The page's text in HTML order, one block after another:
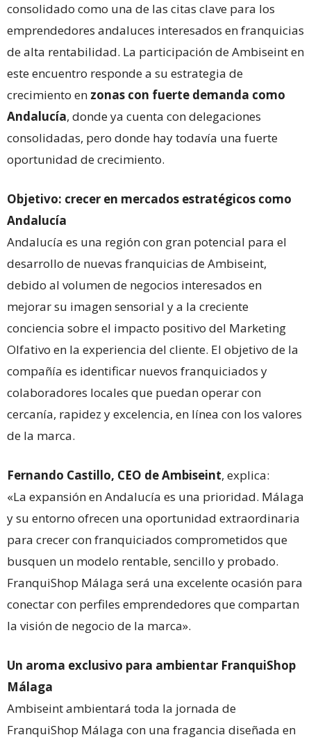
consolidado como una de las citas clave para los
emprendedores andaluces interesados en franquicias
de alta rentabilidad. La participación de Ambiseint en
este encuentro responde a su estrategia de
crecimiento en zonas con fuerte demanda como
Andalucía, donde ya cuenta con delegaciones
consolidadas, pero donde hay todavía una fuerte
oportunidad de crecimiento.
Objetivo: crecer en mercados estratégicos como
Andalucía
Andalucía es una región con gran potencial para el
desarrollo de nuevas franquicias de Ambiseint,
debido al volumen de negocios interesados en
mejorar su imagen sensorial y a la creciente
conciencia sobre el impacto positivo del Marketing
Olfativo en la experiencia del cliente. El objetivo de la
compañía es identificar nuevos franquiciados y
colaboradores locales que puedan operar con
cercanía, rapidez y excelencia, en línea con los valores
de la marca.
Fernando Castillo, CEO de Ambiseint, explica:
«La expansión en Andalucía es una prioridad. Málaga
y su entorno ofrecen una oportunidad extraordinaria
para crecer con franquiciados comprometidos que
busquen un modelo rentable, sencillo y probado.
FranquiShop Málaga será una excelente ocasión para
conectar con perfiles emprendedores que compartan
la visión de negocio de la marca».
Un aroma exclusivo para ambientar FranquiShop
Málaga
Ambiseint ambientará toda la jornada de
FranquiShop Málaga con una fragancia diseñada en